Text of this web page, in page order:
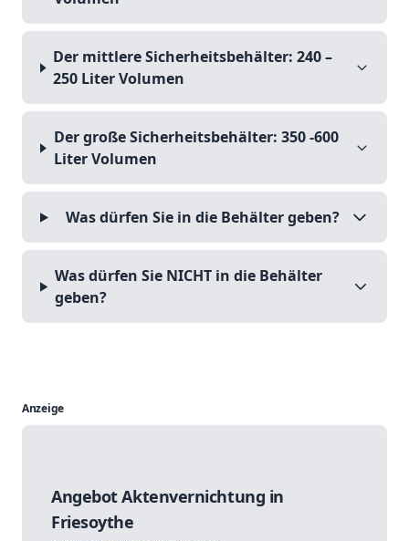
Der mittlere Sicherheitsbehälter: 240 –
250 Liter Volumen
Der große Sicherheitsbehälter: 350 -600
Liter Volumen
Was dürfen Sie in die Behälter geben?
Was dürfen Sie NICHT in die Behälter
geben?
Anzeige
Angebot Aktenvernichtung in
Friesoythe